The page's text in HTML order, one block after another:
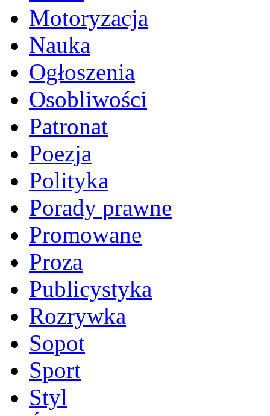
Motoryzacja
Nauka
Ogłoszenia
Osobliwości
Patronat
Poezja
Polityka
Porady prawne
Promowane
Proza
Publicystyka
Rozrywka
Sopot
Sport
Styl